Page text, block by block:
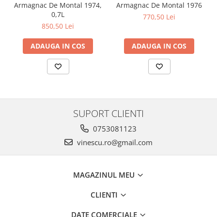
Armagnac De Montal 1974,
0,7L
850,50 Lei
ADAUGA IN COS
Armagnac De Montal 1976
770,50 Lei
ADAUGA IN COS
SUPORT CLIENTI
0753081123
vinescu.ro@gmail.com
MAGAZINUL MEU
CLIENTI
DATE COMERCIALE